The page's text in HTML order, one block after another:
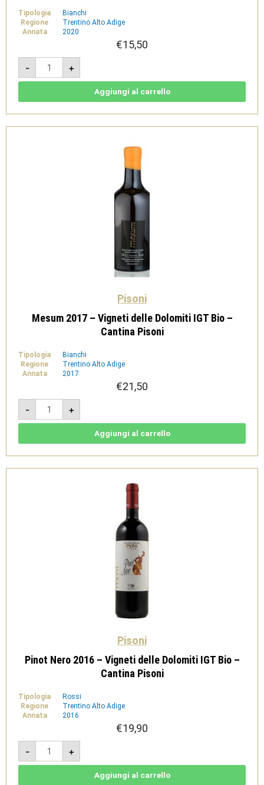
Tipologia
Bianchi
Regione
Trentino Alto Adige
Annata
2020
€15,50
-
Codecce
2020
-
Vigneti
Bio
Cantina
+
Aggiungi al carrello
Pisoni
Mesum 2017 – Vigneti delle Dolomiti IGT Bio –
Cantina Pisoni
Tipologia
Bianchi
Regione
Trentino Alto Adige
Annata
2017
€21,50
-
Mesum
2017
-
Vigneti
Bio
Cantina
+
Aggiungi al carrello
Pisoni
Pinot Nero 2016 – Vigneti delle Dolomiti IGT Bio –
Cantina Pisoni
Tipologia
Rossi
Regione
Trentino Alto Adige
Annata
2016
€19,90
-
Pinot
Nero
2016
-
+
Aggiungi al carrello